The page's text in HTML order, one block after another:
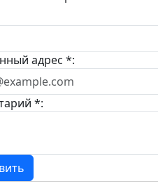
адрес *:
*: